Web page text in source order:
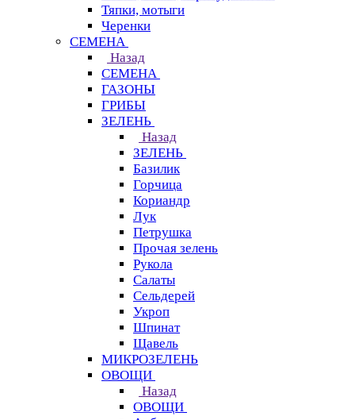
Тяпки, мотыги
Черенки
СЕМЕНА
Назад
СЕМЕНА
ГАЗОНЫ
ГРИБЫ
ЗЕЛЕНЬ
Назад
ЗЕЛЕНЬ
Базилик
Горчица
Кориандр
Лук
Петрушка
Прочая зелень
Рукола
Салаты
Сельдерей
Укроп
Шпинат
Щавель
МИКРОЗЕЛЕНЬ
ОВОЩИ
Назад
ОВОЩИ